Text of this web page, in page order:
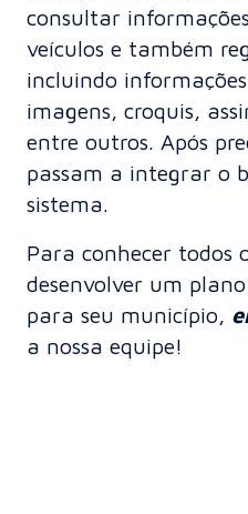
consultar
veículos e também
incluindo
imagens, croquis,
entre outros. Após
passam a integrar o
sistema.
Para conhecer todos
desenvolver um
para seu município,
a nossa equipe!